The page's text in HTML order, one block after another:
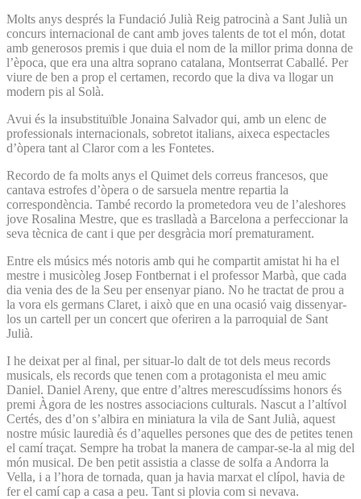
Molts anys després la Fundació Julià Reig patrocinà a Sant Julià un
concurs internacional de cant amb joves talents de tot el món, dotat
amb generosos premis i que duia el nom de la millor prima donna de
l’època, que era una altra soprano catalana, Montserrat Caballé. Per
viure de ben a prop el certamen, recordo que la diva va llogar un
modern pis al Solà.
Avui és la insubstituïble Jonaina Salvador qui, amb un elenc de
professionals internacionals, sobretot italians, aixeca espectacles
d’òpera tant al Claror com a les Fontetes.
Recordo de fa molts anys el Quimet dels correus francesos, que
cantava estrofes d’òpera o de sarsuela mentre repartia la
correspondència. També recordo la prometedora veu de l’aleshores
jove Rosalina Mestre, que es traslladà a Barcelona a perfeccionar la
seva tècnica de cant i que per desgràcia morí prematurament.
Entre els músics més notoris amb qui he compartit amistat hi ha el
mestre i musicòleg Josep Fontbernat i el professor Marbà, que cada
dia venia des de la Seu per ensenyar piano. No he tractat de prou a
la vora els germans Claret, i això que en una ocasió vaig dissenyar-
los un cartell per un concert que oferiren a la parroquial de Sant
Julià.
I he deixat per al final, per situar-lo dalt de tot dels meus records
musicals, els records que tenen com a protagonista el meu amic
Daniel. Daniel Areny, que entre d’altres merescudíssims honors és
premi Àgora de les nostres associacions culturals. Nascut a l’altívol
Certés, des d’on s’albira en miniatura la vila de Sant Julià, aquest
nostre músic lauredià és d’aquelles persones que des de petites tenen
el camí traçat. Sempre ha trobat la manera de campar-se-la al mig del
món musical. De ben petit assistia a classe de solfa a Andorra la
Vella, i a l’hora de tornada, quan ja havia marxat el clípol, havia de
fer el camí cap a casa a peu. Tant si plovia com si nevava.